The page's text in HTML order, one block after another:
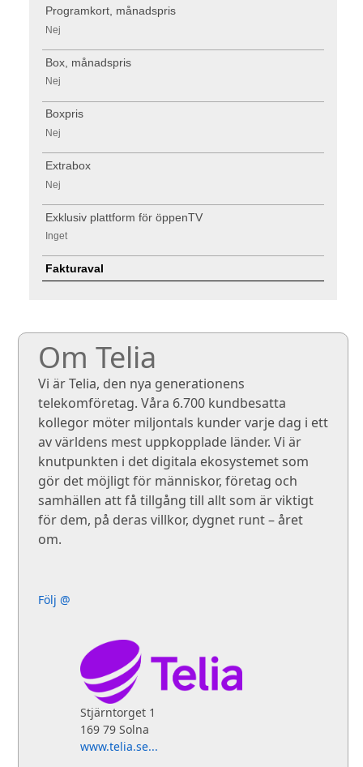
Programkort, månadspris
Nej
Box, månadspris
Nej
Boxpris
Nej
Extrabox
Nej
Exklusiv plattform för öppenTV
Inget
Fakturaval
Om Telia
Vi är Telia, den nya generationens
telekomföretag. Våra 6.700 kundbesatta
kollegor möter miljontals kunder varje dag i ett
av världens mest uppkopplade länder. Vi är
knutpunkten i det digitala ekosystemet som
gör det möjligt för människor, företag och
samhällen att få tillgång till allt som är viktigt
för dem, på deras villkor, dygnet runt – året
om.
Följ @
Stjärntorget 1
169 79 Solna
www.telia.se...